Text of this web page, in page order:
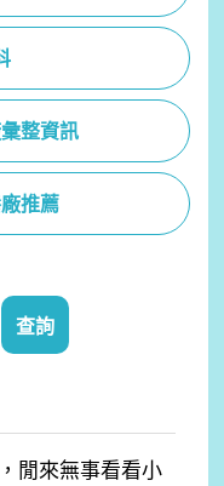
整資訊
推薦
閒來無事看看小